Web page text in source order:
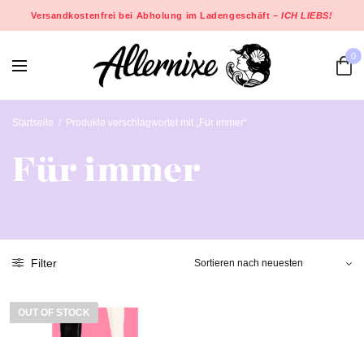
Versandkostenfrei bei Abholung im Ladengeschäft –ICH LIEBS!
0
Startseite / Produkte verschlagwortet mit „Für immer“
Für immer
Filter
OUT OF STOCK